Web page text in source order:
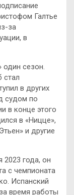
Галтье
за
в
сезон.
стал
в других
судом по
в конце этого
в «Ницце»,
и другие
2023 года, он
с чемпионата
Испанский
время работы